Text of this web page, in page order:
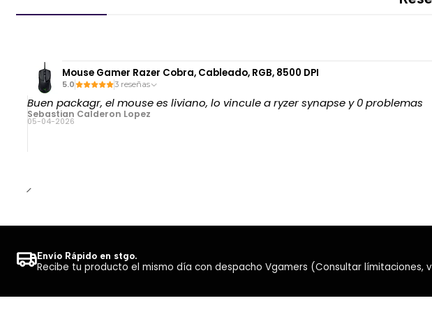
Mouse Gamer Razer Cobra, Cableado, RGB, 8500 DPI
5.0 3 reseñas
Buen packagr, el mouse es liviano, lo vincule a ryzer synapse y 0 problemas
Sebastian Calderon Lopez
05-04-2026
Envío Rápido en stgo.
Recibe tu producto el mismo día con despacho Vgamers (Consultar límitaciones,